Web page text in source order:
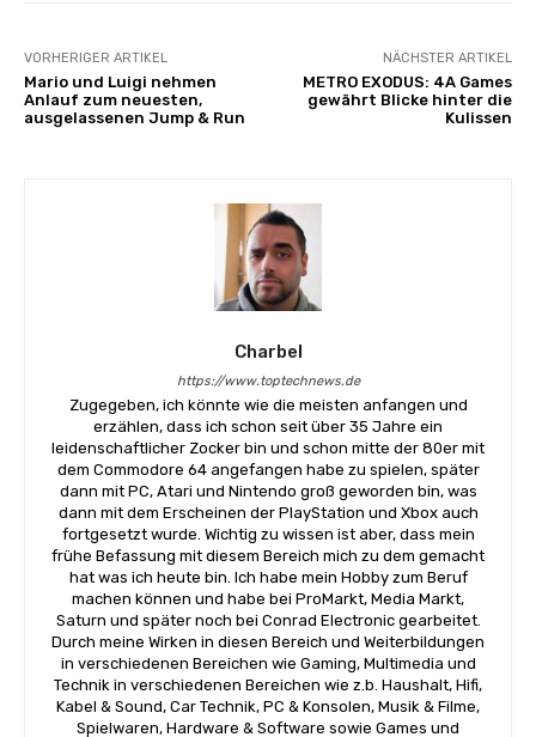
VORHERIGER ARTIKEL
Mario und Luigi nehmen
Anlauf zum neuesten,
ausgelassenen Jump & Run
NÄCHSTER ARTIKEL
METRO EXODUS: 4A Games
gewährt Blicke hinter die
Kulissen
Charbel
https://www.toptechnews.de
Zugegeben, ich könnte wie die meisten anfangen und
erzählen, dass ich schon seit über 35 Jahre ein
leidenschaftlicher Zocker bin und schon mitte der 80er mit
dem Commodore 64 angefangen habe zu spielen, später
dann mit PC, Atari und Nintendo groß geworden bin, was
dann mit dem Erscheinen der PlayStation und Xbox auch
fortgesetzt wurde. Wichtig zu wissen ist aber, dass mein
frühe Befassung mit diesem Bereich mich zu dem gemacht
hat was ich heute bin. Ich habe mein Hobby zum Beruf
machen können und habe bei ProMarkt, Media Markt,
Saturn und später noch bei Conrad Electronic gearbeitet.
Durch meine Wirken in diesen Bereich und Weiterbildungen
in verschiedenen Bereichen wie Gaming, Multimedia und
Technik in verschiedenen Bereichen wie z.b. Haushalt, Hifi,
Kabel & Sound, Car Technik, PC & Konsolen, Musik & Filme,
Spielwaren, Hardware & Software sowie Games und